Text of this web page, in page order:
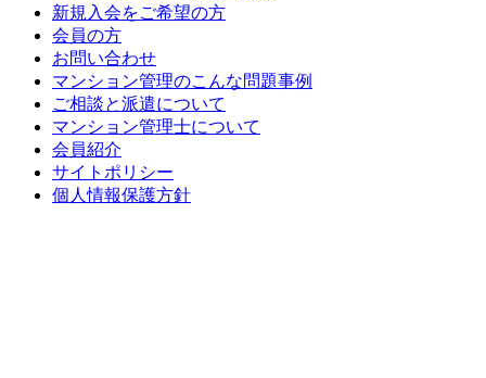
新規入会をご希望の方
会員の方
お問い合わせ
マンション管理のこんな問題事例
ご相談と派遣について
マンション管理士について
会員紹介
サイトポリシー
個人情報保護方針